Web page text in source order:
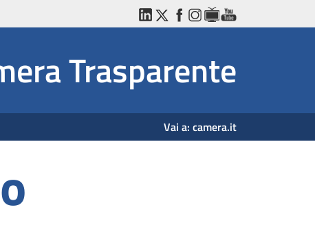
LinkedInTwitterFacebookInstagram
WebTVYouTube
Trasparente
Vai a: camera.it